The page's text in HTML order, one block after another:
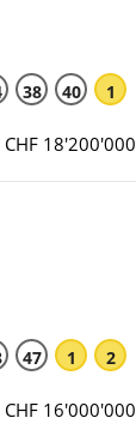
38 40 1
CHF 18'200'000
47 1 2
CHF 16'000'000